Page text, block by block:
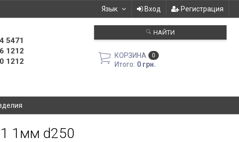
Язык Вход Регистрация
5471
1212
1212
НАЙТИ
КОРЗИНА 0
Итого: 0 грн.
1мм d250